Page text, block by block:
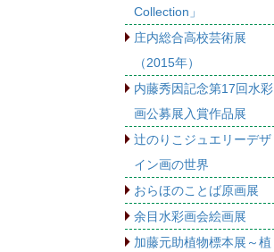
Collection」
庄内総合高校芸術展
（2015年）
内藤秀因記念第17回水彩
画公募展入賞作品展
辻のりこジュエリーデザ
イン画の世界
おらほのことば原画展
余目水彩画会絵画展
加藤元助植物標本展～植